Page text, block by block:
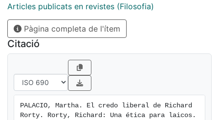
naturaleza (1979) y dos décadas más tarde de
Contingencia, ironía y solidaridad (1989), henos aquí
ante un texto en el que Rorty definiera su idea de
espiritualidad como la defensa de una democracia
liberal.
Articles publicats en revistes (Filosofia)
Pàgina completa de l'ítem
Citació
PALACIO, Martha. El credo liberal de Richard
Rorty. Rorty, Richard: Una ética para laicos.